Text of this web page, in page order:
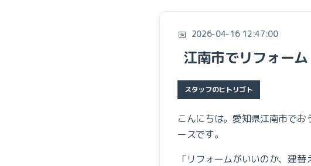
2026-04-16 12:47:00
江南市でリフォー
スタッフのヒトリゴト
こんにちは。愛知県江南市で
ースです。
「リフォームがいいのか、建替